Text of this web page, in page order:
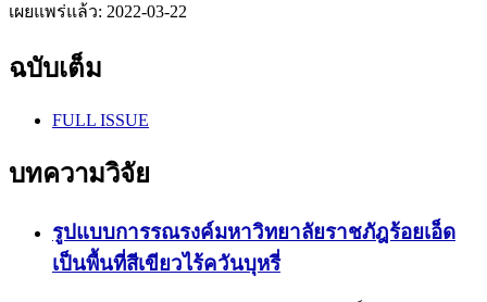
เผยแพร่แล้ว: 2022-03-22
ฉบับเต็ม
FULL ISSUE
บทความวิจัย
รูปแบบการรณรงค์มหาวิทยาลัยราชภัฎร้อยเอ็ด
เป็นพื้นที่สีเขียวไร้ควันบุหรี่